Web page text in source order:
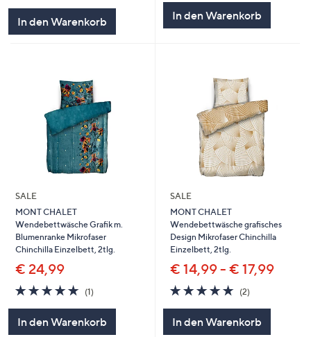
In den Warenkorb In den Warenkorb
SALE
MONT CHALET
Wendebettwäsche Grafik m.
Blumenranke Mikrofaser
Chinchilla Einzelbett, 2tlg.
€ 24,99
5.0
von
5
(1)
In den Warenkorb
SALE
MONT CHALET
Wendebettwäsche grafisches
Design Mikrofaser Chinchilla
Einzelbett, 2tlg.
€ 14,99 - € 17,99
5.0
von
(2)2
In den Warenkorb